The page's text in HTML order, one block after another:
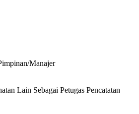
Manajer
Lain Sebagai Petugas Pencatatan